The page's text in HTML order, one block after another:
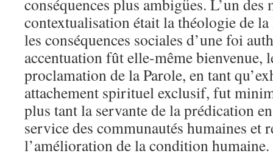
conséquences plus ambigües. L’un des
contextualisation était la théologie de
les conséquences sociales d’une foi
accentuation fût elle-même bienvenue,
proclamation de la Parole, en tant
attachement spirituel exclusif, fut
plus tant la servante de la prédication
service des communautés humaines et
l’amélioration de la condition humaine.